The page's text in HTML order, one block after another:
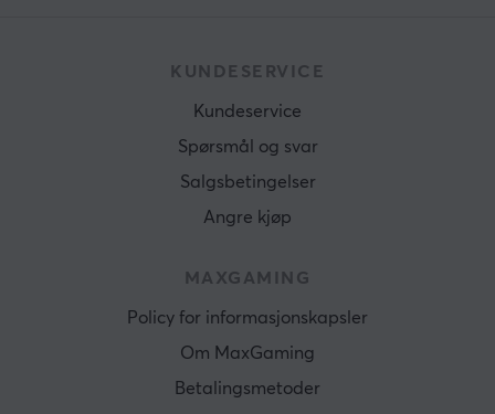
KUNDESERVICE
Kundeservice
Spørsmål og svar
Salgsbetingelser
Angre kjøp
MAXGAMING
Policy for informasjonskapsler
Om MaxGaming
Betalingsmetoder